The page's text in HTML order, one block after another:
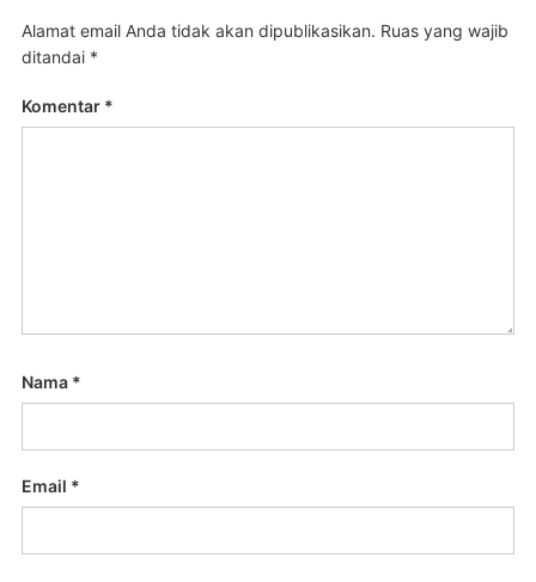
Alamat email Anda tidak akan dipublikasikan. Ruas yang wajib
ditandai *
Komentar *
Nama *
Email *